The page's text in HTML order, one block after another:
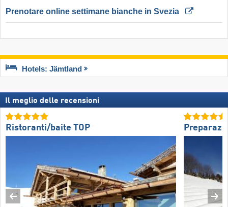
Prenotare online settimane bianche in Svezia
Hotels: Jämtland
Il meglio delle recensioni
Ristoranti/baite TOP